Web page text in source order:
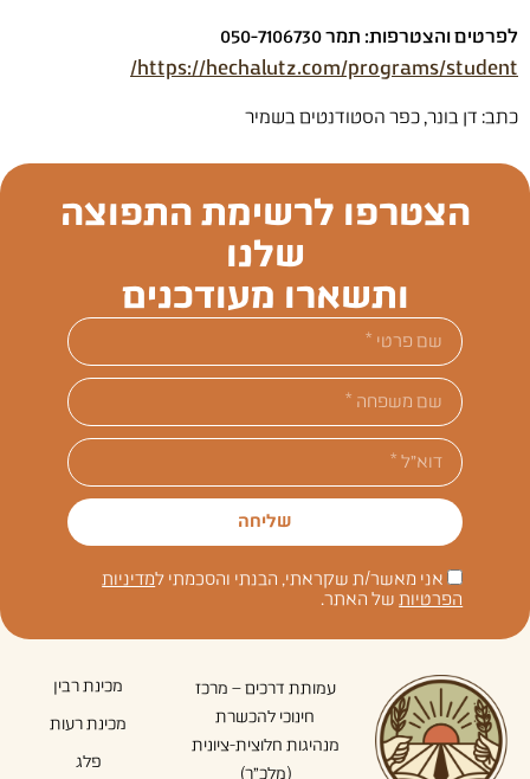
https://hechalutz.com/programs/student/
כתב: דן בונר, כפר הסטודנטים בשמיר
הצטרפו לרשימת התפוצה
שלנו
ותשארו מעודכנים
אני מאשר/ת שקראתי, הבנתי והסכמתי למדיניות
הפרטיותשל האתר.
שליחה
עמותת דרכים – מרכז
חינוכי להכשרת
מנהיגות חלוצית-ציונית
(מלכ"ר)
מכינת רבין
מכינת רעות
פלג